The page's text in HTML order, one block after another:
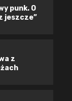
nas w
punk. O
jeszcze”
z